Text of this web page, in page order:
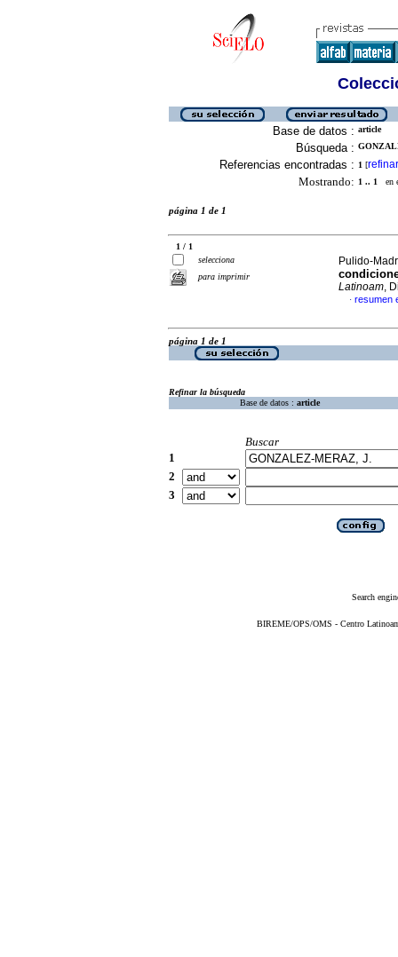
Base de datos : article
Búsqueda :
Referencias encontradas : 1 [refinar
Mostrando: 1 .. 1 en
página 1 de 1
1 / 1
selecciona
para imprimir
Pulido-
Latinoam,
· resumen
página 1 de 1
Refinar la búsqueda
Base de datos : article
Buscar
1
2
3
Search
BIREME/OPS/OMS - Centro